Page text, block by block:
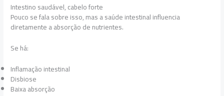
Intestino saudável, cabelo forte
Pouco se fala sobre isso, mas a saúde intestinal influencia
diretamente a absorção de nutrientes.
Se há:
Inflamação intestinal
Disbiose
Baixa absorção